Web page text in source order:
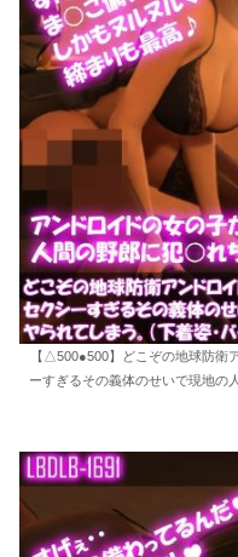
【△500●500】どこぞの地球防衛
ーすぎるその義体のせいで現地の